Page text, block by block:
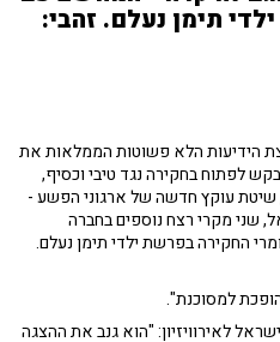
תימן נעלם. זהבי:
הידיעות הלא פשוטות הממלאות את
לפתוח בחקירה נגד טיבי וכסיף,
שיטת עוקץ חדשה של ארגוני הפשע -
שני מקרי רצח נוספים בחברה
החקירה בפרשת ילדי תימן נעלם.
למסוכנת".
לאירוויזיון: "הוא גנב את ההצגה